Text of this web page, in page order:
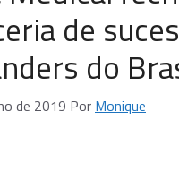
de
do
de 2019 Por Monique